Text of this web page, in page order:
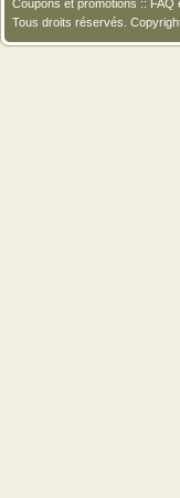
Coupons et promotions :: FAQ
Tous droits réservés.